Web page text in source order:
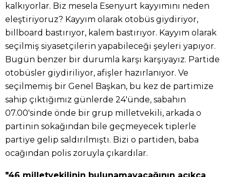
kalkıyorlar. Biz mesela Esenyurt kayyımını neden
eleştiriyoruz? Kayyım olarak otobüs giydiriyor,
billboard bastırıyor, kalem bastırıyor. Kayyım olarak
seçilmiş siyasetçilerin yapabileceği şeyleri yapıyor.
Bugün benzer bir durumla karşı karşıyayız. Partide
otobüsler giydiriliyor, afişler hazırlanıyor. Ve
seçilmemiş bir Genel Başkan, bu kez de partimize
sahip çıktığımız günlerde 24'ünde, sabahın
07.00'sinde önde bir grup milletvekili, arkada o
partinin sokağından bile geçmeyecek tiplerle
partiye gelip saldırılmıştı. Bizi o partiden, baba
ocağından polis zoruyla çıkardılar.
"46 milletvekilinin bulunamayacağının açıkça